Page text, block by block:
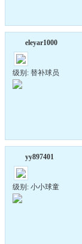
eleyar1000
级别: 替补球员
yy897401
级别: 小小球童